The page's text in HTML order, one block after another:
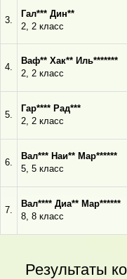
3.
Гал*** Дин**
2, 2 класс
4.
Ваф** Хак** Иль*******
2, 2 класс
5.
Гар**** Рад***
2, 2 класс
6.
Вал*** Наи** Мар******
5, 5 класс
7.
Вал**** Диа** Мар******
8, 8 класс
Результаты